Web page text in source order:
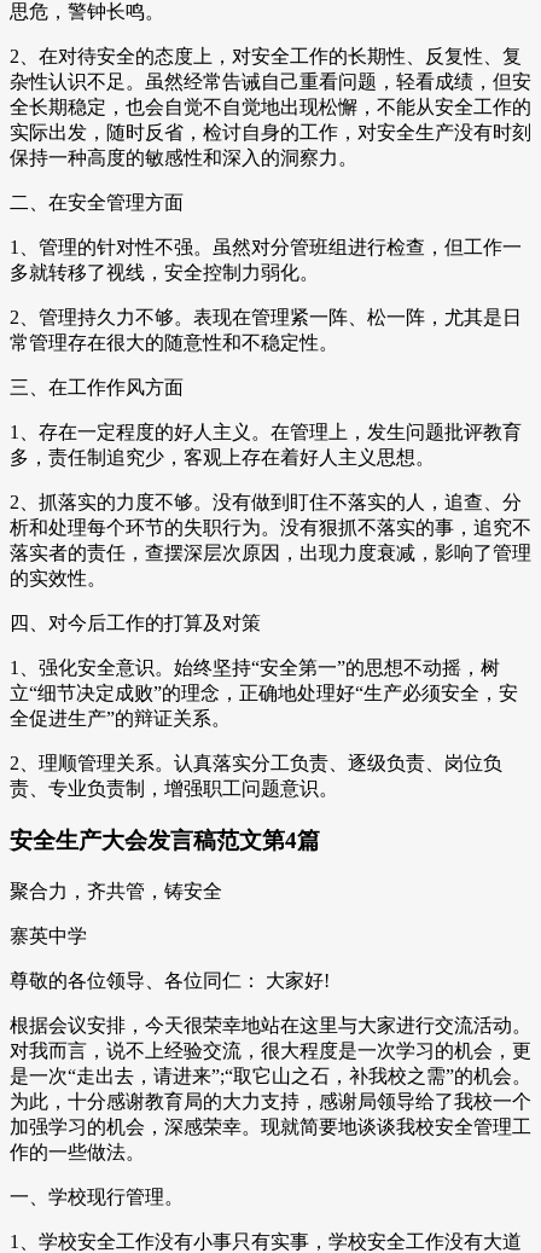
思危，警钟长鸣。
2、在对待安全的态度上，对安全工作的长期性、反复性、复
杂性认识不足。虽然经常告诫自己重看问题，轻看成绩，但安
全长期稳定，也会自觉不自觉地出现松懈，不能从安全工作的
实际出发，随时反省，检讨自身的工作，对安全生产没有时刻
保持一种高度的敏感性和深入的洞察力。
二、在安全管理方面
1、管理的针对性不强。虽然对分管班组进行检查，但工作一
多就转移了视线，安全控制力弱化。
2、管理持久力不够。表现在管理紧一阵、松一阵，尤其是日
常管理存在很大的随意性和不稳定性。
三、在工作作风方面
1、存在一定程度的好人主义。在管理上，发生问题批评教育
多，责任制追究少，客观上存在着好人主义思想。
2、抓落实的力度不够。没有做到盯住不落实的人，追查、分
析和处理每个环节的失职行为。没有狠抓不落实的事，追究不
落实者的责任，查摆深层次原因，出现力度衰减，影响了管理
的实效性。
四、对今后工作的打算及对策
1、强化安全意识。始终坚持“安全第一”的思想不动摇，树
立“细节决定成败”的理念，正确地处理好“生产必须安全，安
全促进生产”的辩证关系。
2、理顺管理关系。认真落实分工负责、逐级负责、岗位负
责、专业负责制，增强职工问题意识。
安全生产大会发言稿范文第4篇
聚合力，齐共管，铸安全
寨英中学
尊敬的各位领导、各位同仁： 大家好!
根据会议安排，今天很荣幸地站在这里与大家进行交流活动。
对我而言，说不上经验交流，很大程度是一次学习的机会，更
是一次“走出去，请进来”;“取它山之石，补我校之需”的机会。
为此，十分感谢教育局的大力支持，感谢局领导给了我校一个
加强学习的机会，深感荣幸。现就简要地谈谈我校安全管理工
作的一些做法。
一、学校现行管理。
1、学校安全工作没有小事只有实事，学校安全工作没有大道